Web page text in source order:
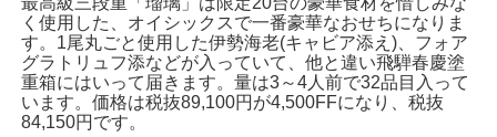
く使用した、オイシックスで一番豪華なおせちになりま
す。1尾丸ごと使用した伊勢海老(キャビア添え)、フォア
グラトリュフ添などが入っていて、他と違い飛騨春慶塗
重箱にはいって届きます。量は3～4人前で32品目入って
います。価格は税抜89,100円が4,500FFになり、税抜
84,150円です。